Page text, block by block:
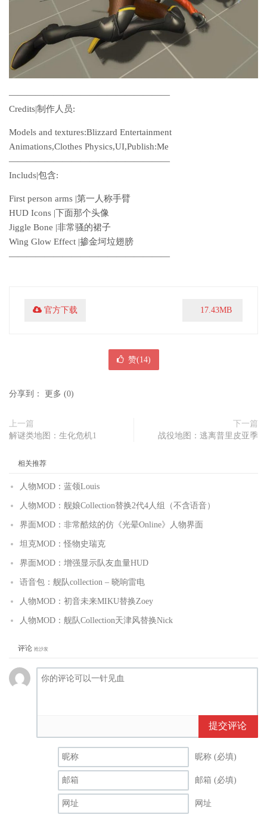
——————————————————
Credits|制作人员:
Models and textures:Blizzard Entertainment
Animations,Clothes Physics,UI,Publish:Me
——————————————————
Includs|包含:
First person arms |第一人称手臂
HUD Icons |下面那个头像
Jiggle Bone |非常骚的裙子
Wing Glow Effect |掺金坷垃翅膀
——————————————————
官方下载 17.43MB
赞(14)
分享到： 更多 (0)
上一篇
解谜类地图：生化危机1
下一篇
战役地图：逃离普里皮亚季
相关推荐
人物MOD：蓝领Louis
人物MOD：舰娘Collection替换2代4人组（不含语音）
界面MOD：非常酷炫的仿《光晕Online》人物界面
坦克MOD：怪物史瑞克
界面MOD：增强显示队友血量HUD
语音包：舰队collection – 晓响雷电
人物MOD：初音未来MIKU替换Zoey
人物MOD：舰队Collection天津风替换Nick
评论 抢沙发
提交评论
昵称 (必填)
邮箱 (必填)
网址